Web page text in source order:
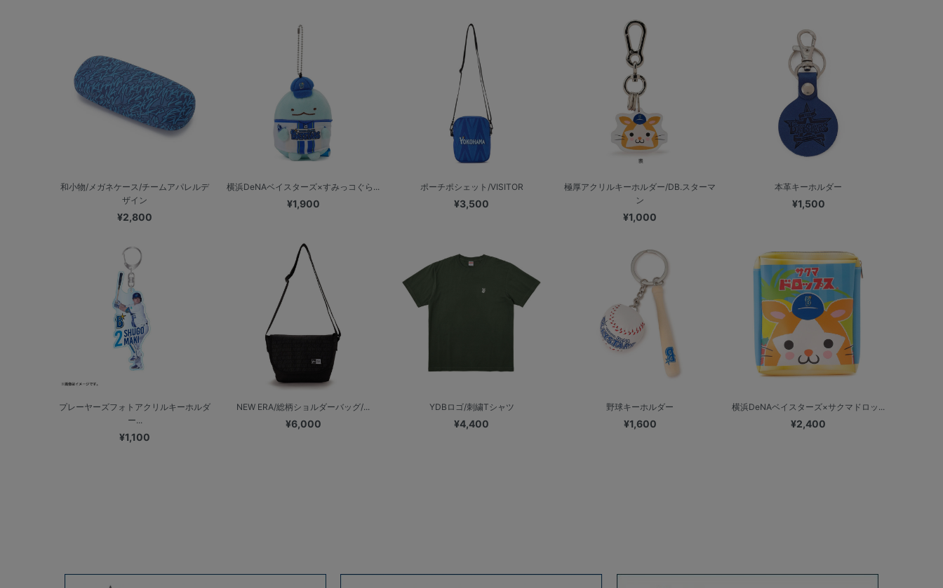
和小物/メガネケース/チームアパレルデ
ザイン
¥2,800
横浜DeNAベイスターズ×すみっコぐら...
¥1,900
ポーチポシェット/VISITOR
¥3,500
極厚アクリルキーホルダー/DB.スターマ
ン
¥1,000
本革キーホルダー
¥1,500
プレーヤーズフォトアクリルキーホルダ
ー...
¥1,100
NEW ERA/総柄ショルダーバッグ/...
¥6,000
YDBロゴ/刺繍Tシャツ
¥4,400
野球キーホルダー
¥1,600
横浜DeNAベイスターズ×サクマドロッ...
¥2,400